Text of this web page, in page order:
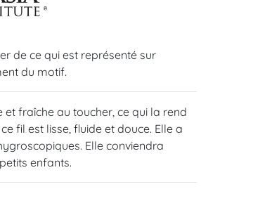
de ce qui est représenté sur
du motif.
et fraîche au toucher, ce qui la rend
fil est lisse, fluide et douce. Elle a
Elle conviendra
enfants.